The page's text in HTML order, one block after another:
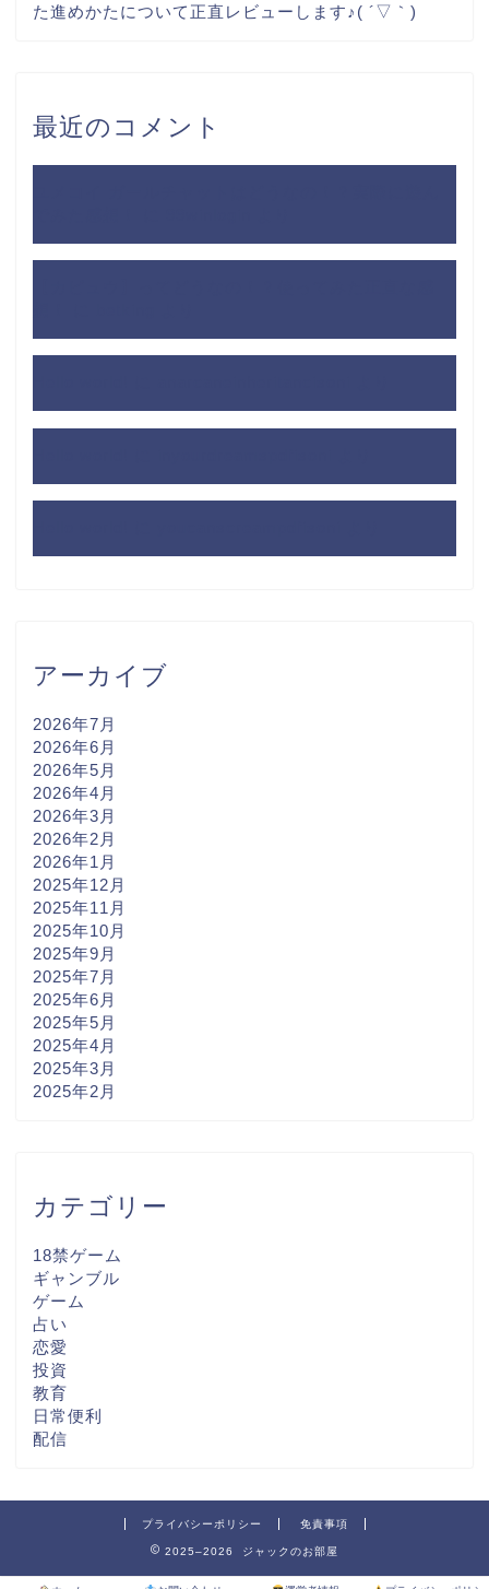
た進めかたについて正直レビューします♪( ´▽｀)
最近のコメント
アーカイブ
2026年7月
2026年6月
2026年5月
2026年4月
2026年3月
2026年2月
2026年1月
2025年12月
2025年11月
2025年10月
2025年9月
2025年7月
2025年6月
2025年5月
2025年4月
2025年3月
2025年2月
カテゴリー
18禁ゲーム
ギャンブル
ゲーム
占い
恋愛
投資
教育
日常便利
配信
プライバシーポリシー 免責事項
2025–2026 ジャックのお部屋